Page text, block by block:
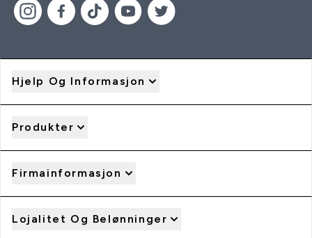
Hjelp Og Informasjon
Produkter
Firmainformasjon
Lojalitet Og Belønninger